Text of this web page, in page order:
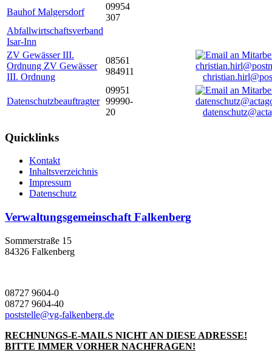
Bauhof Malgersdorf
09954
307
Abfallwirtschaftsverband
Isar-Inn
ZV Gewässer III.
Ordnung ZV Gewässer
III. Ordnung
08561
984911
Datenschutzbeauftragter
09951
99990-
20
Quicklinks
Kontakt
Inhaltsverzeichnis
Impressum
Datenschutz
Verwaltungsgemeinschaft Falkenberg
Sommerstraße 15
84326 Falkenberg
08727 9604-0
08727 9604-40
poststelle@vg-falkenberg.de
RECHNUNGS-E-MAILS NICHT AN DIESE ADRESSE!
BITTE IMMER VORHER NACHFRAGEN!